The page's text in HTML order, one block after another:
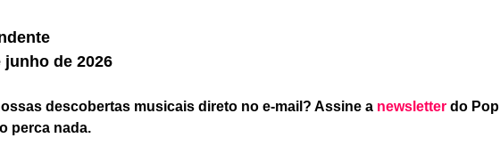
junho de 2026
descobertas musicais direto no e-mail? Assine a newsletter do Pop
perca nada.